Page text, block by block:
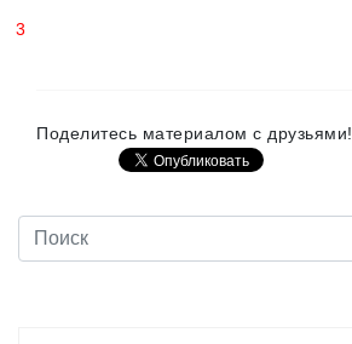
3
Поделитесь материалом с друзьями!